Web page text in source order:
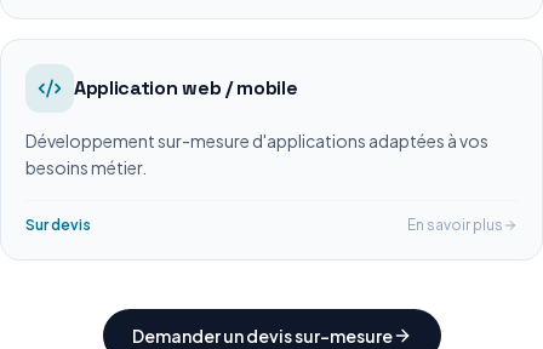
Application web / mobile
Développement sur-mesure d'applications adaptées à vos
besoins métier.
Sur devis En savoir plus
Demander un devis sur-mesure